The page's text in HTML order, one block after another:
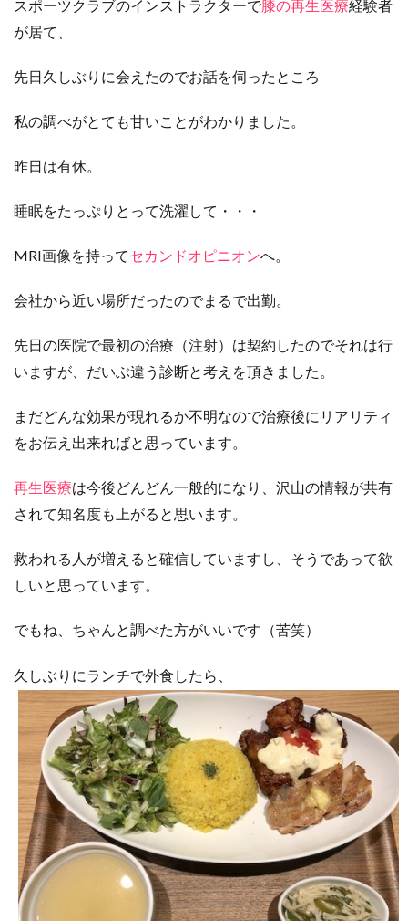
スポーツクラブのインストラクターで膝の再生医療経験者
が居て、
先日久しぶりに会えたのでお話を伺ったところ
私の調べがとても甘いことがわかりました。
昨日は有休。
睡眠をたっぷりとって洗濯して・・・
MRI画像を持ってセカンドオピニオンへ。
会社から近い場所だったのでまるで出勤。
先日の医院で最初の治療（注射）は契約したのでそれは行
いますが、だいぶ違う診断と考えを頂きました。
まだどんな効果が現れるか不明なので治療後にリアリティ
をお伝え出来ればと思っています。
再生医療は今後どんどん一般的になり、沢山の情報が共有
されて知名度も上がると思います。
救われる人が増えると確信していますし、そうであって欲
しいと思っています。
でもね、ちゃんと調べた方がいいです（苦笑）
久しぶりにランチで外食したら、